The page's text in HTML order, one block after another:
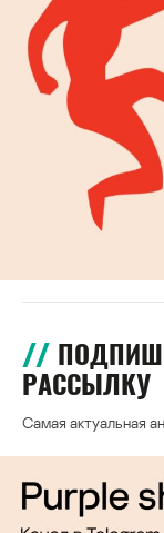
РАССЫЛКУ
Самая актуальная